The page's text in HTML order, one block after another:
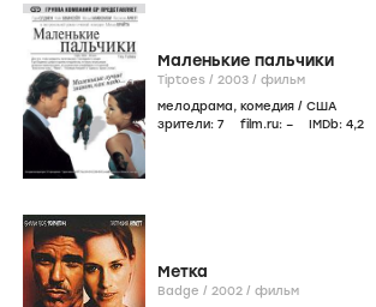
Маленькие пальчики
Tiptoes / 2003 / фильм
мелодрама, комедия / США
зрители: 7 film.ru: – IMDb: 4,2
Метка
Badge / 2002 / фильм